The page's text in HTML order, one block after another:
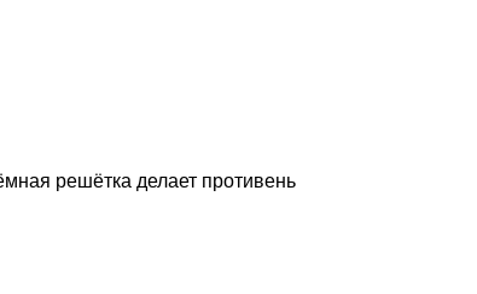
решётка делает противень